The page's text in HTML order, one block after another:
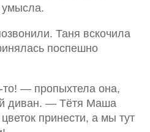
умысла.
Таня вскочила
поспешно
— пропыхтела она,
диван. — Тётя Маша
принести, а мы тут